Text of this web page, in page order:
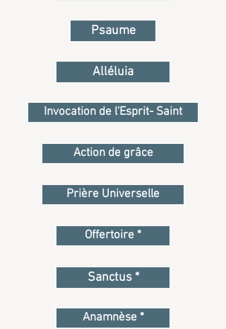
Psaume
Alléluia
Invocation de l'Esprit- Saint
Action de grâce
Prière Universelle
Offertoire *
Sanctus *
Anamnèse *